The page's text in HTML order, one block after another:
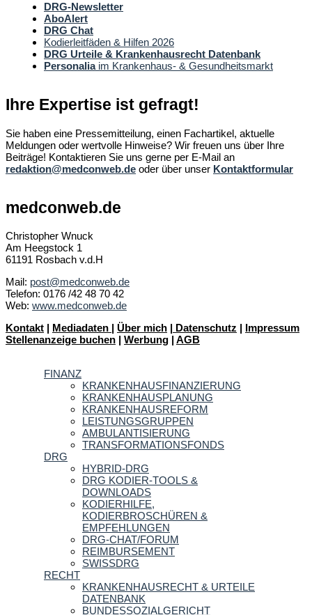
DRG-Newsletter
AboAlert
DRG Chat
Kodierleitfäden & Hilfen 2026
DRG Urteile & Krankenhausrecht Datenbank
Personaliaim Krankenhaus- & Gesundheitsmarkt
Ihre Expertise ist gefragt!
Sie haben eine Pressemitteilung, einen Fachartikel, aktuelle
Meldungen oder wertvolle Hinweise? Wir freuen uns über Ihre
Beiträge! Kontaktieren Sie uns gerne per E-Mail an
redaktion@medconweb.de oder über unser Kontaktformular
medconweb.de
Christopher Wnuck
Am Heegstock 1
61191 Rosbach v.d.H
Mail: post@medconweb.de
Telefon: 0176 /42 48 70 42
Web: www.medconweb.de
Kontakt
Mediadaten Über mich Datenschutz
Impressum
Stellenanzeige buchen
Werbung AGB
FINANZ
KRANKENHAUSFINANZIERUNG
KRANKENHAUSPLANUNG
KRANKENHAUSREFORM
LEISTUNGSGRUPPEN
AMBULANTISIERUNG
TRANSFORMATIONSFONDS
DRG
HYBRID-DRG
DRG KODIER-TOOLS &
DOWNLOADS
KODIERHILFE,
KODIERBROSCHÜREN &
EMPFEHLUNGEN
DRG-CHAT/FORUM
REIMBURSEMENT
SWISSDRG
RECHT
KRANKENHAUSRECHT & URTEILE
DATENBANK
BUNDESSOZIALGERICHT